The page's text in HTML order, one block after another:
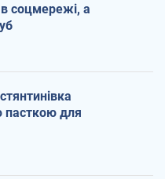
в соцмережі, а
пасткою для